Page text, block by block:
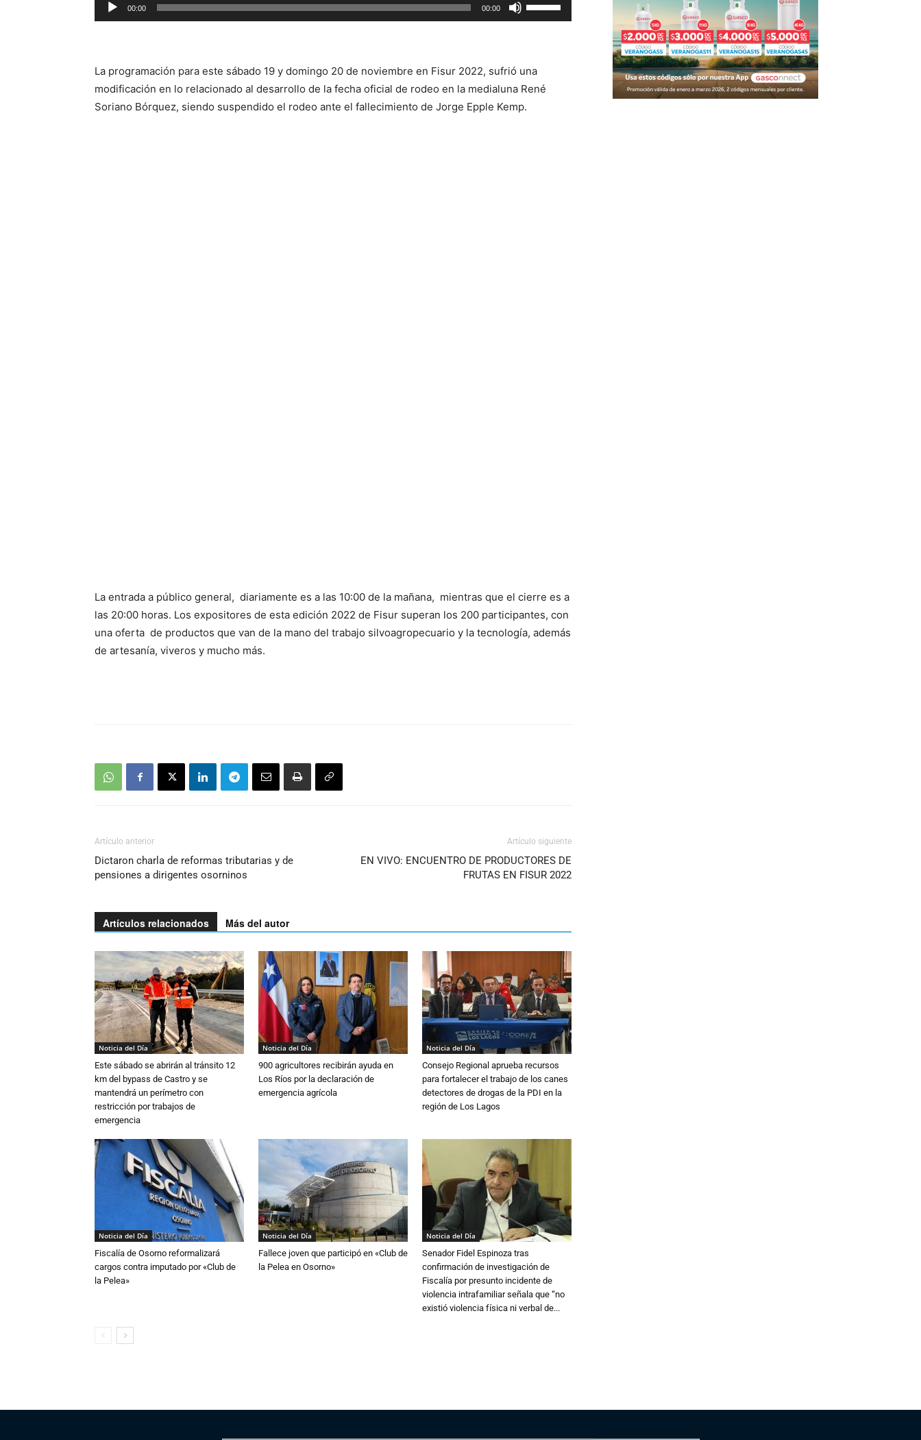
el
de
00:00 00:00
las
flecha
arriba/abajo
para
La programación para este sábado 19 y domingo 20 de noviembre en Fisur 2022, sufrió una
modificación en lo relacionado al desarrollo de la fecha oficial de rodeo en la medialuna René
Soriano Bórquez, siendo suspendido el rodeo ante el fallecimiento de Jorge Epple Kemp.
La entrada a público general, diariamente es a las 10:00 de la mañana, mientras que el cierre es a
las 20:00 horas. Los expositores de esta edición 2022 de Fisur superan los 200 participantes, con
una oferta de productos que van de la mano del trabajo silvoagropecuario y la tecnología, además
de artesanía, viveros y mucho más.
Artículo anterior
Dictaron charla de reformas tributarias y de
pensiones a dirigentes osorninos
Artículo siguiente
EN VIVO: ENCUENTRO DE PRODUCTORES DE
FRUTAS EN FISUR 2022
Artículos relacionados Más del autor
Noticia del Día
Este sábado se abrirán al tránsito 12
km del bypass de Castro y se
mantendrá un perímetro con
restricción por trabajos de
emergencia
Noticia del Día
900 agricultores recibirán ayuda en
Los Ríos por la declaración de
emergencia agrícola
Noticia del Día
Consejo Regional aprueba recursos
para fortalecer el trabajo de los canes
detectores de drogas de la PDI en la
región de Los Lagos
Noticia del Día
Fiscalía de Osorno reformalizará
cargos contra imputado por «Club de
la Pelea»
Noticia del Día
Fallece joven que participó en «Club de
la Pelea en Osorno»
Noticia del Día
Senador Fidel Espinoza tras
confirmación de investigación de
Fiscalía por presunto incidente de
violencia intrafamiliar señala que “no
existió violencia física ni verbal de...